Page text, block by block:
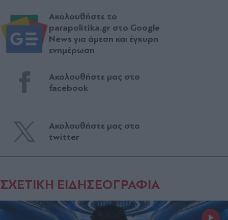
Ακολουθήστε το
parapolitika.gr στο Google
News για άμεση και έγκυρη
ενημέρωση
Ακολουθήστε μας στο
facebook
Ακολουθήστε μας στο
twitter
ΣΧΕΤΙΚΗ ΕΙΔΗΣΕΟΓΡΑΦΙΑ